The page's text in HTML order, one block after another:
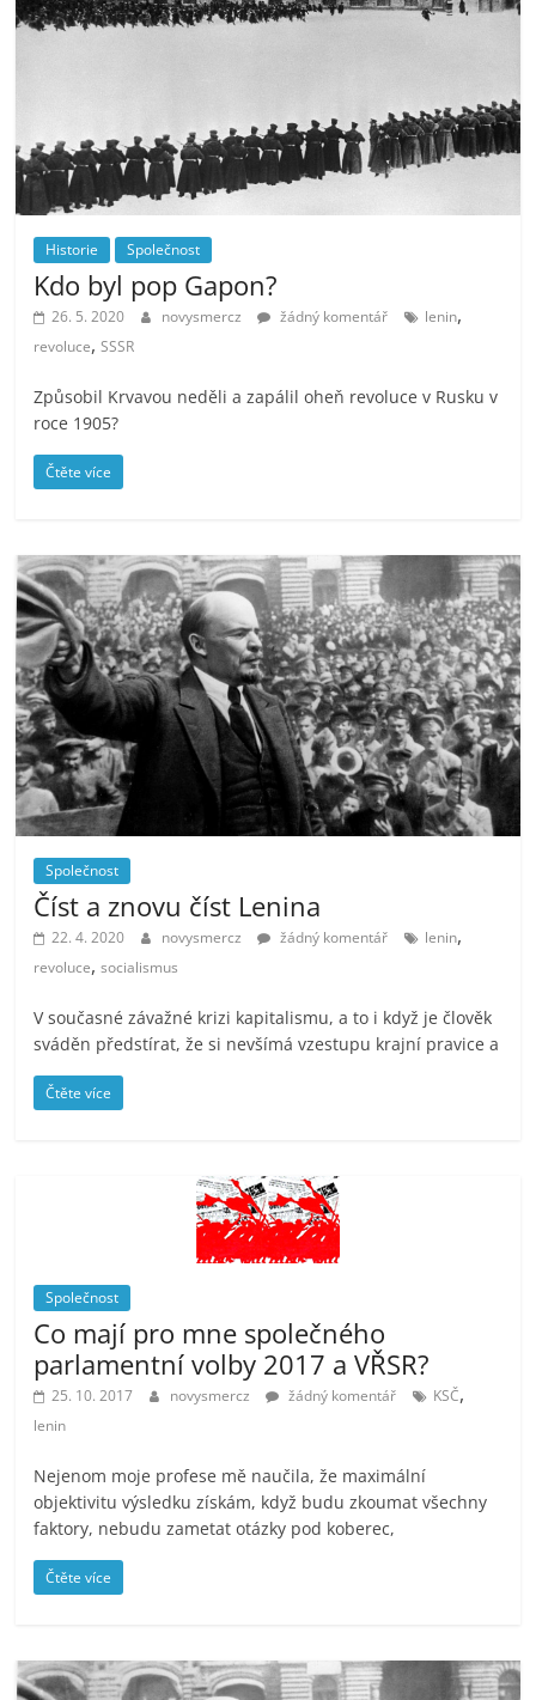
Historie Společnost
Kdo byl pop Gapon?
26. 5. 2020 novysmercz žádný komentář lenin,
revoluce,SSSR
Způsobil Krvavou neděli a zapálil oheň revoluce v Rusku v
roce 1905?
Čtěte více
Společnost
Číst a znovu číst Lenina
22. 4. 2020 novysmercz žádný komentář lenin,
revoluce,socialismus
V současné závažné krizi kapitalismu, a to i když je člověk
sváděn předstírat, že si nevšímá vzestupu krajní pravice a
Čtěte více
Společnost
Co mají pro mne společného
parlamentní volby 2017 a VŘSR?
25. 10. 2017 novysmercz žádný komentář KSČ,
lenin
Nejenom moje profese mě naučila, že maximální
objektivitu výsledku získám, když budu zkoumat všechny
faktory, nebudu zametat otázky pod koberec,
Čtěte více